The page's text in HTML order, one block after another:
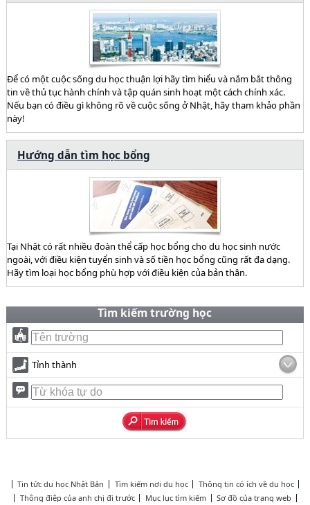
Để có một cuộc sống du học thuận lợi hãy tìm hiểu và nắm bắt thông
tin về thủ tục hành chính và tập quán sinh hoạt một cách chính xác.
Nếu bạn có điều gì không rõ về cuộc sống ở Nhật, hãy tham khảo phần
này!
Hướng dẫn tìm học bổng
Tại Nhật có rất nhiều đoàn thể cấp học bổng cho du học sinh nước
ngoài, với điều kiện tuyển sinh và số tiền học bổng cũng rất đa dạng.
Hãy tìm loại học bổng phù hợp với điều kiện của bản thân.
Tìm kiếm trường học
Tỉnh thành
Tin tức du học Nhật Bản Tìm kiếm nơi du học
Thông tin có ích về du học
Thông điệp của anh chị đi trước
Mục lục tìm kiếm
Sơ đồ của trang web